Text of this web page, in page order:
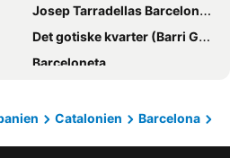
Ilunion Les Corts Spa
Catalonia Sagrada Familia
Hotel Astoria
Holiday Inn Express Barcelona - City 22@ By Ihg
Josep Tarradellas Barcelona–El Prat Airport
Det gotiske kvarter (Barri Gòtic)
Barceloneta
Platja d´Aro
Catalonien
Barcelona